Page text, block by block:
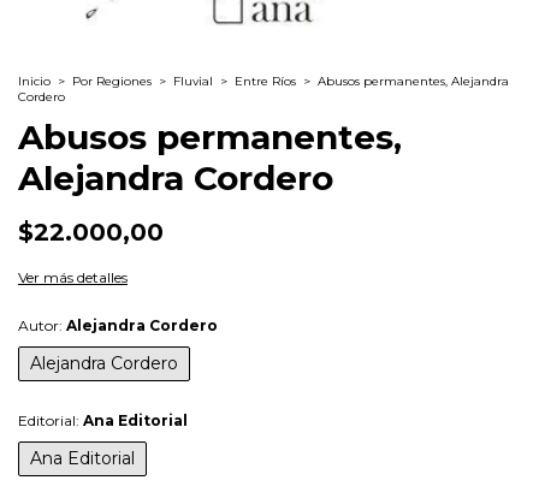
Inicio > Por Regiones > Fluvial > Entre Ríos > Abusos permanentes, Alejandra
Cordero
Abusos permanentes,
Alejandra Cordero
$22.000,00
Ver más detalles
Autor: Alejandra Cordero
Alejandra Cordero
Editorial: Ana Editorial
Ana Editorial